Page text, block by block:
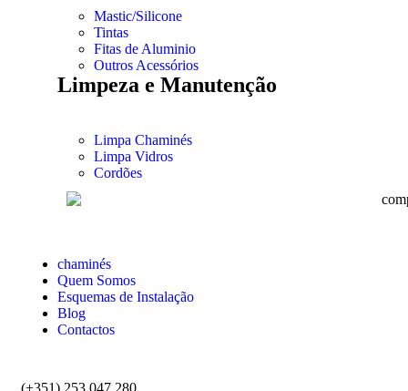
Mastic/Silicone
Tintas
Fitas de Aluminio
Outros Acessórios
Limpeza e Manutenção
Limpa Chaminés
Limpa Vidros
Cordões
chaminés
Quem Somos
Esquemas de Instalação
Blog
Contactos
(+351) 253 047 280